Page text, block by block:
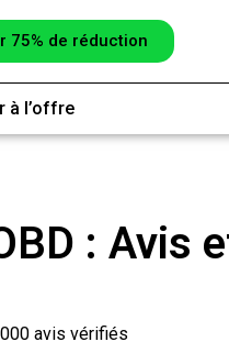
75% de réduction
à l’offre
: Avis
avis vérifiés